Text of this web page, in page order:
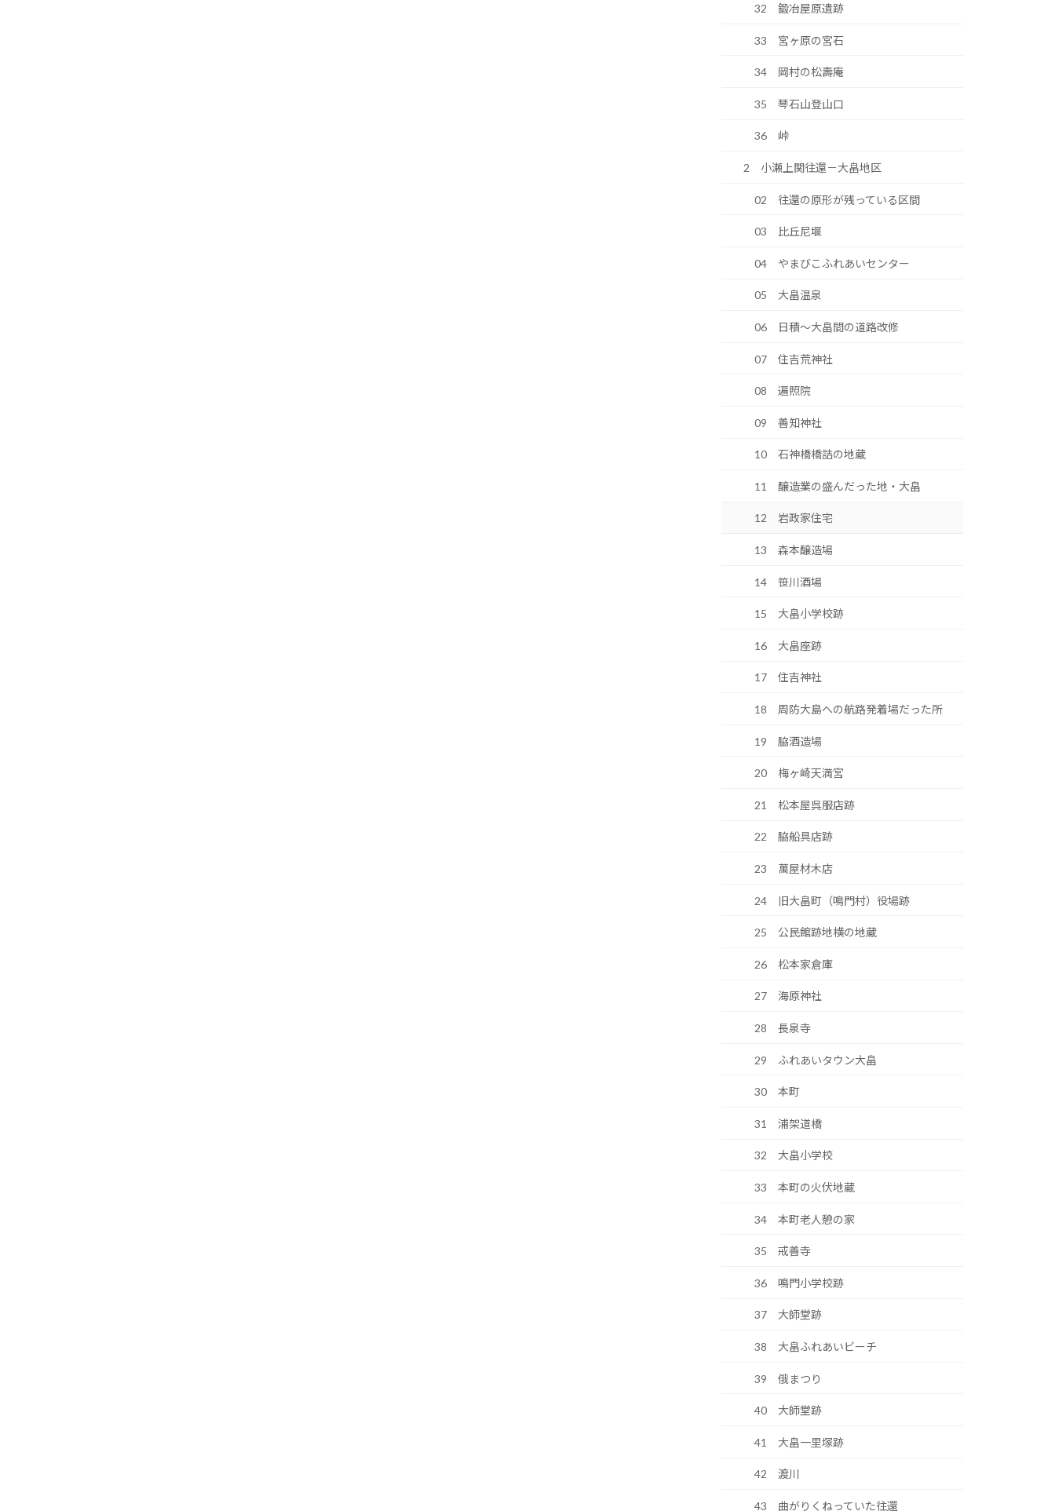
32 鍛冶屋原遺跡
33 宮ヶ原の宮石
34 岡村の松壽庵
35 琴石山登山口
36 峠
2 小瀬上関往還－大畠地区
02 往還の原形が残っている区間
03 比丘尼堰
04 やまびこふれあいセンター
05 大畠温泉
06 日積～大畠間の道路改修
07 住吉荒神社
08 遍照院
09 善知神社
10 石神橋橋詰の地蔵
11 醸造業の盛んだった地・大畠
12 岩政家住宅
13 森本醸造場
14 笹川酒場
15 大畠小学校跡
16 大畠座跡
17 住吉神社
18 周防大島への航路発着場だった所
19 脇酒造場
20 梅ヶ崎天満宮
21 松本屋呉服店跡
22 脇船具店跡
23 萬屋材木店
24 旧大畠町（鳴門村）役場跡
25 公民館跡地横の地蔵
26 松本家倉庫
27 海原神社
28 長泉寺
29 ふれあいタウン大畠
30 本町
31 浦架道橋
32 大畠小学校
33 本町の火伏地蔵
34 本町老人憩の家
35 戒善寺
36 鳴門小学校跡
37 大師堂跡
38 大畠ふれあいビーチ
39 俄まつり
40 大師堂跡
41 大畠一里塚跡
42 渡川
43 曲がりくねっていた往還